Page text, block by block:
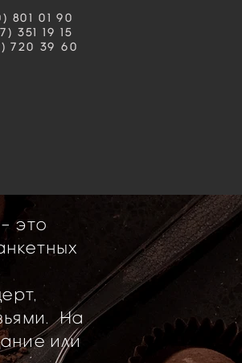
801 01 90
351 19 15
720 39 60
это
На
или